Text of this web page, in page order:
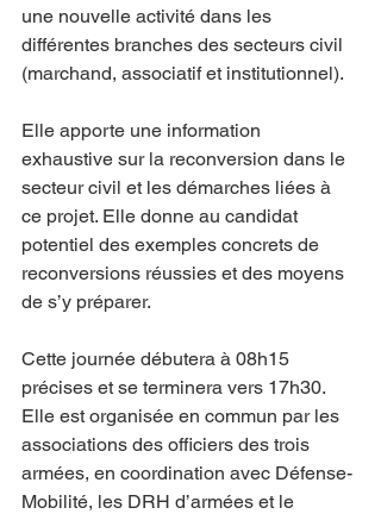
une nouvelle activité dans les
différentes branches des secteurs civil
(marchand, associatif et institutionnel).
Elle apporte une information
exhaustive sur la reconversion dans le
secteur civil et les démarches liées à
ce projet. Elle donne au candidat
potentiel des exemples concrets de
reconversions réussies et des moyens
de s’y préparer.
Cette journée débutera à 08h15
précises et se terminera vers 17h30.
Elle est organisée en commun par les
associations des officiers des trois
armées, en coordination avec Défense-
Mobilité, les DRH d’armées et le